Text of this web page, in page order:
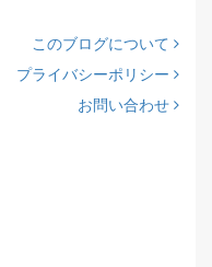
このブログについて
プライバシーポリシー
お問い合わせ